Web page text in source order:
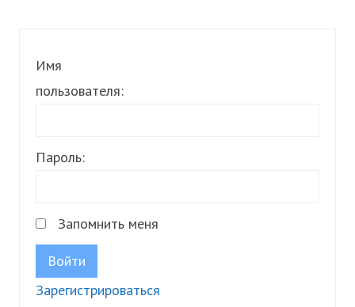
Имя
пользователя:
Пароль:
Запомнить меня
Войти
Зарегистрироваться